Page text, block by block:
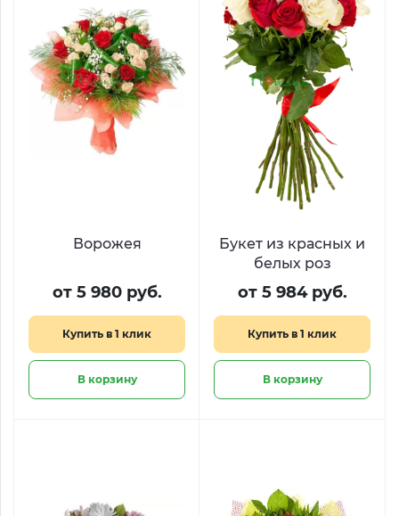
Ворожея
от 5 980 руб.
Купить в 1 клик
В корзину
Букет из красных и
белых роз
от 5 984 руб.
Купить в 1 клик
В корзину